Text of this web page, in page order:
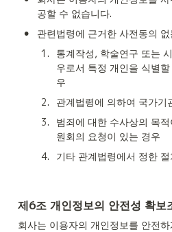
공할 수 없습니다.
•
관련법령에 근거한 사전동의
1 .
통계작성, 학술연구 또는
우로서 특정 개인을 식별
우
2.
관계법령에 의하여 국가기
3.
범죄에 대한 수사상의 목
원회의 요청이 있는 경우
4. 기타 관계법령에서 정한
제6조 개인정보의 안전성 확보
회사는 이용자의 개인정보를 안전